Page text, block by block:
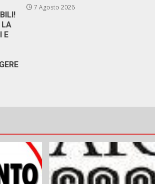
LA
E
7 Agosto 2026